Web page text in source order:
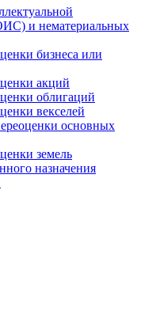
и нематериальных
бизнеса или
акций
облигаций
векселей
основных
земель
назначения